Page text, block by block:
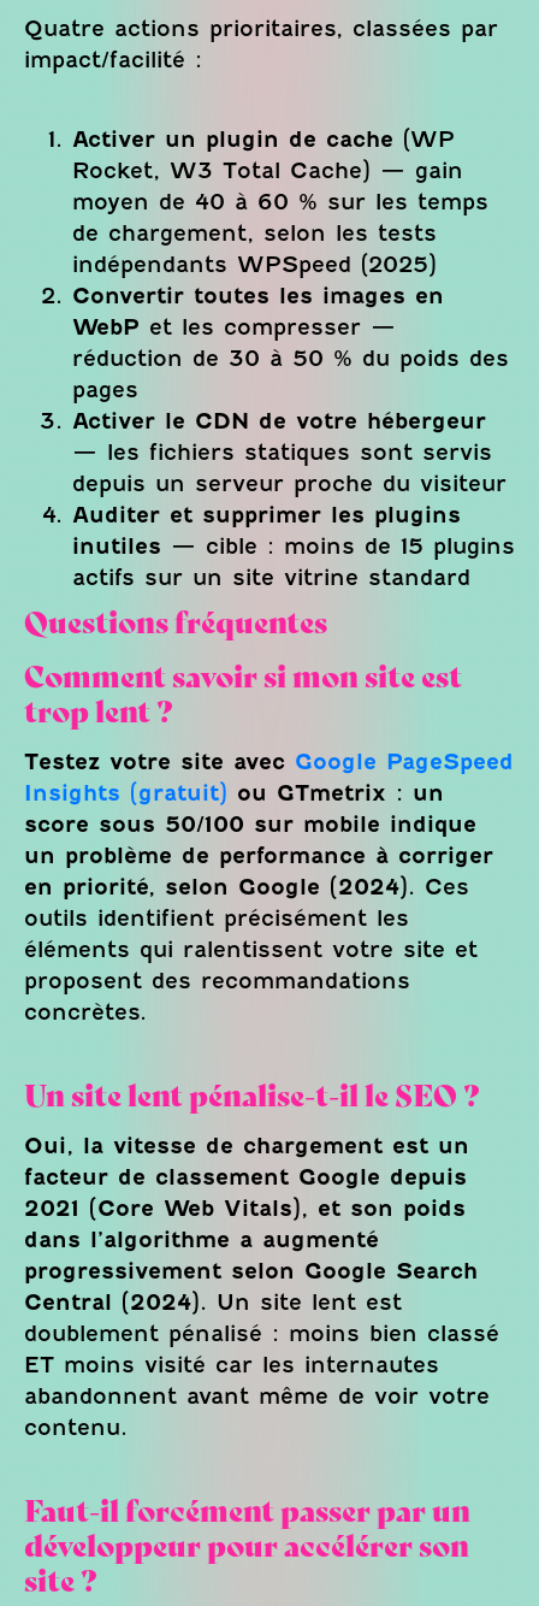
Quatre actions prioritaires, classées par
impact/facilité :
Activer un plugin de cache (WP
Rocket, W3 Total Cache) — gain
moyen de 40 à 60 % sur les temps
de chargement, selon les tests
indépendants WPSpeed (2025)
Convertir toutes les images en
WebP et les compresser —
réduction de 30 à 50 % du poids des
pages
Activer le CDN de votre hébergeur
— les fichiers statiques sont servis
depuis un serveur proche du visiteur
Auditer et supprimer les plugins
inutiles — cible : moins de 15 plugins
actifs sur un site vitrine standard
Questions fréquentes
Comment savoir si mon site est
trop lent ?
Testez votre site avec Google PageSpeed
Insights (gratuit) ou GTmetrix : un
score sous 50/100 sur mobile indique
un problème de performance à corriger
en priorité, selon Google (2024). Ces
outils identifient précisément les
éléments qui ralentissent votre site et
proposent des recommandations
concrètes.
Un site lent pénalise-t-il le SEO ?
Oui, la vitesse de chargement est un
facteur de classement Google depuis
2021 (Core Web Vitals), et son poids
dans l’algorithme a augmenté
progressivement selon Google Search
Central (2024). Un site lent est
doublement pénalisé : moins bien classé
ET moins visité car les internautes
abandonnent avant même de voir votre
contenu.
Faut-il forcément passer par un
développeur pour accélérer son
site ?